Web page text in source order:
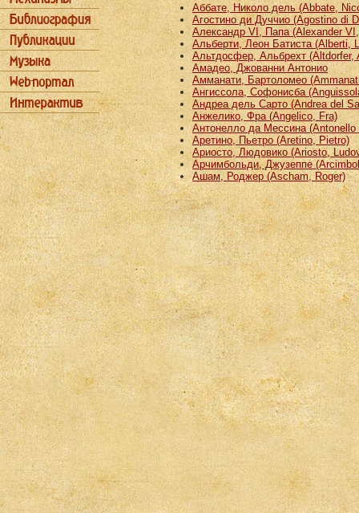
Аббате, Николо дель (Abbate,
Агостино ди Дуччио (Agostino di
Александр VI, Папа (Alexander
Альберти, Леон Батиста (Alberti,
Альтдосфер, Альбрехт (Altdorfer,
Амадео, Джованни Антонио
Амманати, Бартоломео
Ангиссола, Софонисба
Андреа дель Сарто (Andrea del
Анжелико, Фра (Angelico, Fra)
Антонелло да Мессина (Antonello
Аретино, Пьетро (Aretino, Pietro)
Ариосто, Людовико (Ariosto,
Арчимбольди, Джузеппе
Ашам, Роджер (Ascham, Roger)